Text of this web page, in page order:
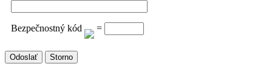
Bezpečnostný kód =
Odoslať Storno